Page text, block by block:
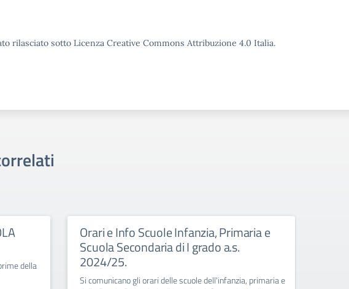
rilasciato sotto Licenza Creative Commons Attribuzione 4.0 Italia.
della
Orari e Info Scuole Infanzia, Primaria e
Scuola Secondaria di I grado a.s.
2024/25.
Si comunicano gli orari delle scuole dell'infanzia, primaria e